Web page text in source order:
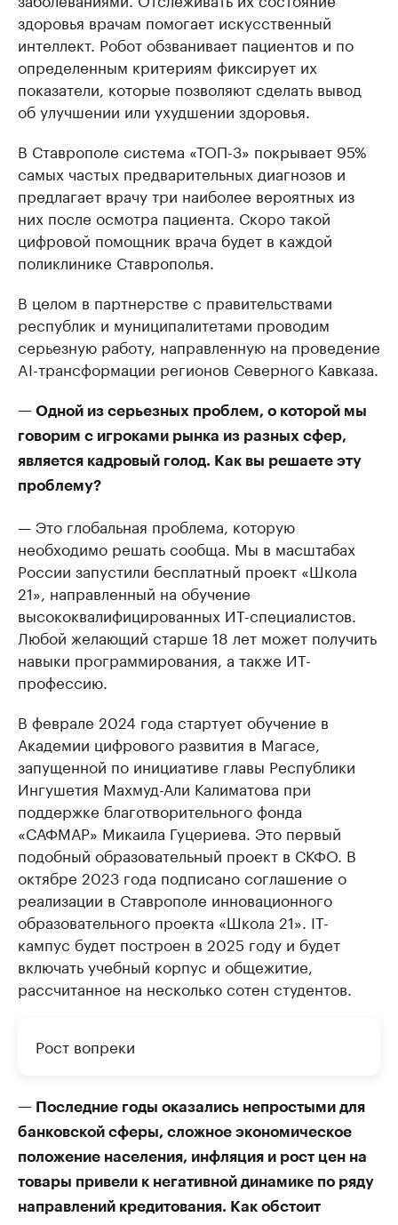
здоровья врачам помогает искусственный
интеллект. Робот обзванивает пациентов и по
определенным критериям фиксирует их
показатели, которые позволяют сделать вывод
об улучшении или ухудшении здоровья.
В Ставрополе система «ТОП-3» покрывает 95%
самых частых предварительных диагнозов и
предлагает врачу три наиболее вероятных из
них после осмотра пациента. Скоро такой
цифровой помощник врача будет в каждой
поликлинике Ставрополья.
В целом в партнерстве с правительствами
республик и муниципалитетами проводим
серьезную работу, направленную на проведение
AI-трансформации регионов Северного Кавказа.
— Одной из серьезных проблем, о которой мы
говорим с игроками рынка из разных сфер,
является кадровый голод. Как вы решаете эту
проблему?
— Это глобальная проблема, которую
необходимо решать сообща. Мы в масштабах
России запустили бесплатный проект «Школа
21», направленный на обучение
высококвалифицированных ИТ-специалистов.
Любой желающий старше 18 лет может получить
навыки программирования, а также ИТ-
профессию.
В феврале 2024 года стартует обучение в
Академии цифрового развития в Магасе,
запущенной по инициативе главы Республики
Ингушетия Махмуд-Али Калиматова при
поддержке благотворительного фонда
«САФМАР» Микаила Гуцериева. Это первый
подобный образовательный проект в СКФО. В
октябре 2023 года подписано соглашение о
реализации в Ставрополе инновационного
образовательного проекта «Школа 21». IT-
кампус будет построен в 2025 году и будет
включать учебный корпус и общежитие,
рассчитанное на несколько сотен студентов.
Рост вопреки
— Последние годы оказались непростыми для
банковской сферы, сложное экономическое
положение населения, инфляция и рост цен на
товары привели к негативной динамике по ряду
направлений кредитования. Как обстоит